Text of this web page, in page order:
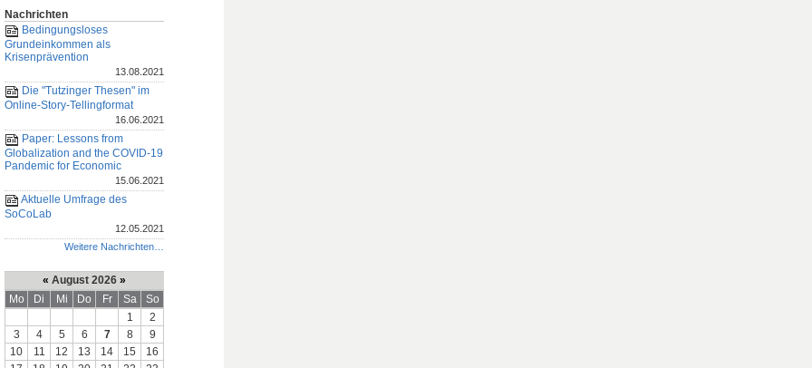
Nachrichten
Bedingungsloses
Grundeinkommen als
Krisenprävention
13.08.2021
Die "Tutzinger Thesen" im
Online-Story-Tellingformat
16.06.2021
Paper: Lessons from
Globalization and the COVID-19
Pandemic for Economic
15.06.2021
Aktuelle Umfrage des
SoCoLab
12.05.2021
Weitere Nachrichten…
« August 2026 »
Mo
Di Mi Do Fr Sa
So
1
2
3
4 5 6 7 8
9
10
11 12 13 14 15
16